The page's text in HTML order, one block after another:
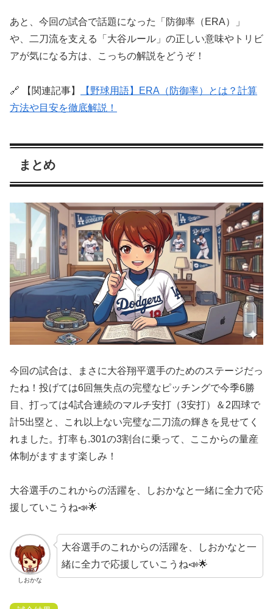
あと、今回の試合で話題になった「防御率（ERA）」
や、二刀流を支える「大谷ルール」の正しい意味やトリビ
アが気になる方は、こっちの解説をどうぞ！
🔗 【関連記事】
【野球用語】ERA（防御率）とは？計算
方法や目安を徹底解説！
まとめ
今回の試合は、まさに大谷翔平選手のためのステージだっ
たね！投げては6回無失点の完璧なピッチングで今季6勝
目、打っては4試合連続のマルチ安打（3安打）＆2四球で
計5出塁と、これ以上ない完璧な二刀流の輝きを見せてく
れました。打率も.301の3割台に乗って、ここからの量産
体制がますます楽しみ！
大谷選手のこれからの活躍を、しおかなと一緒に全力で応
援していこうね📣🌟
しおかな
大谷選手のこれからの活躍を、しおかなと一
緒に全力で応援していこうね📣🌟